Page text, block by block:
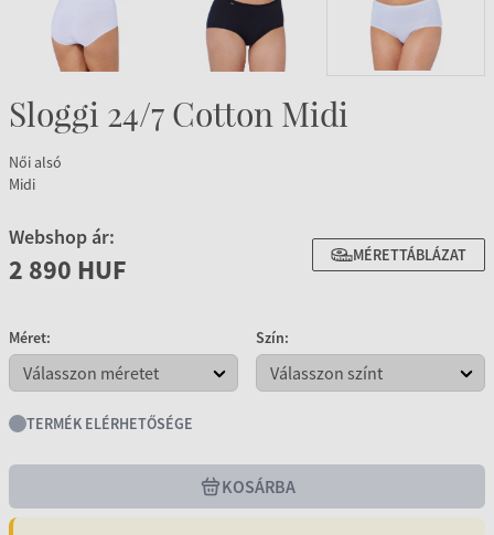
Sloggi 24/7 Cotton Midi
Női alsó
Midi
Webshop ár:
2 890 HUF MÉRETTÁBLÁZAT
Méret: Szín:
TERMÉK ELÉRHETŐSÉGE
KOSÁRBA